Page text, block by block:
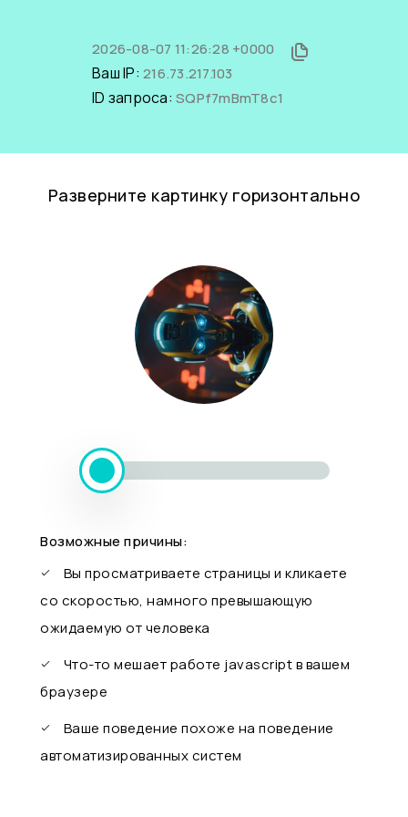
2026-08-07 11:26:28 +0000
Ваш IP: 216.73.217.103
ID запроса: SQPf7mBmT8c1
Разверните картинку горизонтально
Возможные причины:
Вы просматриваете страницы и кликаете
со скоростью, намного превышающую
ожидаемую от человека
Что-то мешает работе javascript в вашем
браузере
Ваше поведение похоже на поведение
автоматизированных систем